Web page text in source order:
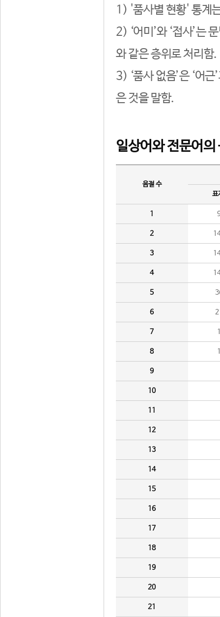
1) '품사별 현황' 통계
2) ‘어미’와 ‘접사’는
와 같은 층위로 처리함.
3) ‘품사 없음’은 ‘어
은 것을 말함.
일상어와 전문어의
음절 수
표
1
2
3
4
5
6
7
8
9
10
11
12
13
14
15
16
17
18
19
20
21